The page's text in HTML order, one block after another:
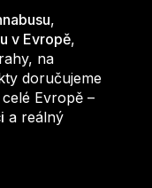
,
v Evropě,
na
doručujeme
Evropě –
a reálný